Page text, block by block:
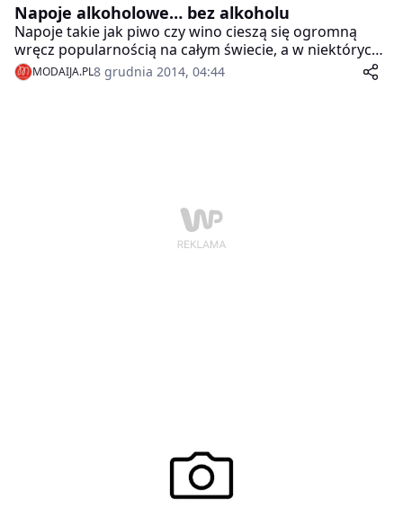
Napoje alkoholowe… bez alkoholu
Napoje takie jak piwo czy wino cieszą się ogromną
wręcz popularnością na całym świecie, a w niektórych
krajach stanowią nawet bardzo ważny element całej
lokalnej kultury i kuchni. Warto zatem wiedzieć, że w
MODAIJA.PL8 grudnia 2014, 04:44